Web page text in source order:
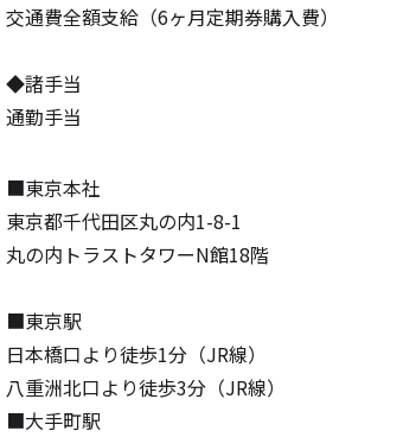
交通費全額支給（6ヶ月定期券購入費）
◆諸手当
通勤手当
■東京本社
東京都千代田区丸の内1-8-1
丸の内トラストタワーN館18階
■東京駅
日本橋口より徒歩1分（JR線）
八重洲北口より徒歩3分（JR線）
■大手町駅